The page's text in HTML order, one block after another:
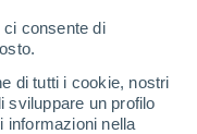
consente di
di tutti i cookie, nostri
sviluppare un profilo
informazioni nella
De